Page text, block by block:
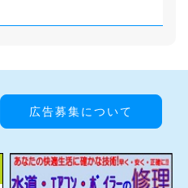
広告募集について